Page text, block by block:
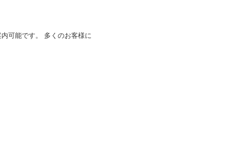
可能です。 多くのお客様に